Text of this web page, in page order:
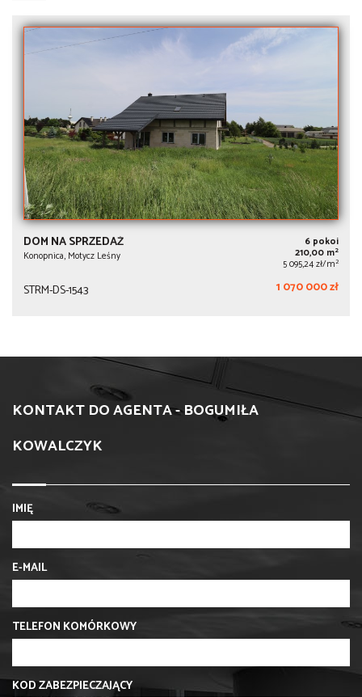
DOM NA SPRZEDAŻ
Konopnica, Motycz Leśny
6 pokoi
210,00 m2
5 095,24 zł/m2
STRM-DS-1543 1 070 000 zł
KONTAKT DO AGENTA - BOGUMIŁA
KOWALCZYK
IMIĘ
E-MAIL
TELEFON KOMÓRKOWY
KOD ZABEZPIECZAJĄCY